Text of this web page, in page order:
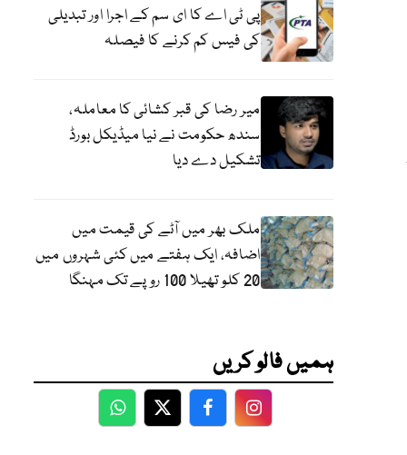
پی ٹی اے کا ای سم کے اجرا اور تبدیلی
کی فیس کم کرنے کا فیصلہ
میر رضا کی قبر کشائی کا معاملہ،
سندھ حکومت نے نیا میڈیکل بورڈ
تشکیل دے دیا
ملک بھر میں آٹے کی قیمت میں
اضافہ، ایک ہفتے میں کئی شہروں میں
20 کلو تھیلا 100 روپے تک مہنگا
ہمیں فالو کریں
WhatsApp
TwitterFacebookFacebook